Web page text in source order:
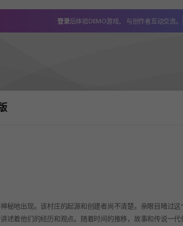
登录后体验DEMO游戏， 与创作者互动交流。
秘地出现。该村庄的起源和创建者尚不清楚。亲眼目睹过这
述着他们的经历和观点。随着时间的推移，故事和传说一代